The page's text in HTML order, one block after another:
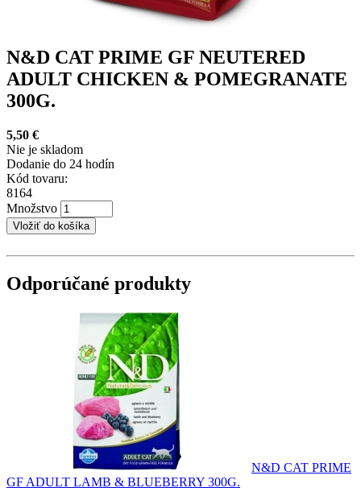
N&D CAT PRIME GF NEUTERED
ADULT CHICKEN & POMEGRANATE
300G.
5,50 €
Nie je skladom
Dodanie do 24 hodín
Kód tovaru:
8164
Množstvo
Odporúčané produkty
N&D CAT PRIME
GF ADULT LAMB & BLUEBERRY 300G.